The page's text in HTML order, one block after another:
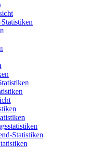
Statistiken